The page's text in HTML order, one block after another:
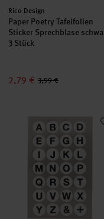
Hersteller:
Rico Design
Paper Poetry Tafelfolien
Sticker Sprechblase
3 Stück
2,79 € 3,99 €
Paper Poetry Office